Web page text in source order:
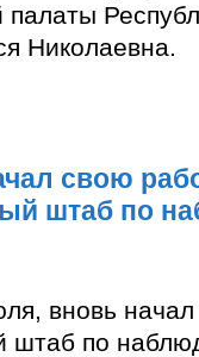
Николаевна.
свою
штаб по
вновь
штаб по